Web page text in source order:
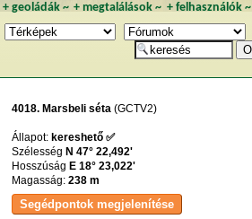
+ geoládák~ +megtalálások ~ + felhasználók~
4018. Marsbeli séta (GCTV2)
Állapot: kereshető ✅
Szélesség N 47° 22,492'
Hosszúság E 18° 23,022'
Magasság:238 m